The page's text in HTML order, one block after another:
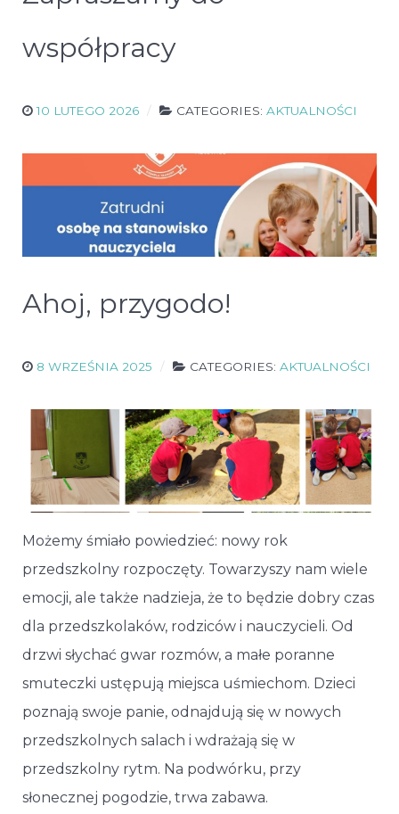
współpracy
10 LUTEGO 2026 CATEGORIES: AKTUALNOŚCI
Ahoj, przygodo!
8 WRZEŚNIA 2025 CATEGORIES: AKTUALNOŚCI
Możemy śmiało powiedzieć: nowy rok
przedszkolny rozpoczęty. Towarzyszy nam wiele
emocji, ale także nadzieja, że to będzie dobry czas
dla przedszkolaków, rodziców i nauczycieli. Od
drzwi słychać gwar rozmów, a małe poranne
smuteczki ustępują miejsca uśmiechom. Dzieci
poznają swoje panie, odnajdują się w nowych
przedszkolnych salach i wdrażają się w
przedszkolny rytm. Na podwórku, przy
słonecznej pogodzie, trwa zabawa.